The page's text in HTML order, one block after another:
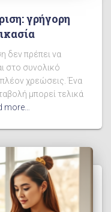
γρήγορη
δεν πρέπει να
στο συνολικό
χρεώσεις. Ένα
μπορεί τελικά
more…